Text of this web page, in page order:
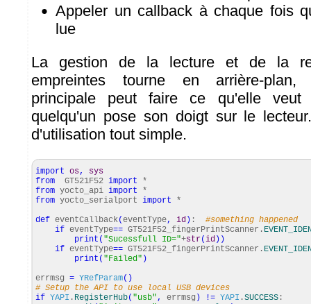
Appeler un callback à chaque fois
lue
La gestion de la lecture et de la
empreintes tourne en arrière-plan,
principale peut faire ce qu'elle veut
quelqu'un pose son doigt sur le
d'utilisation tout simple.
import os,
sys
from GT521F52 import *
from yocto_api import *
from yocto_serialport import *
def eventCallback(eventType, id ) : #something happened
if eventType== GT521F52_fingerPrintScanner.
print ( "Sucessfull ID="+str(id ) )
if eventType== GT521F52_fingerPrintScanner.
print ( "Failed" )
errmsg = YRefParam( )
# Setup the API to use local USB devices
if YAPI . RegisterHub( "usb", errmsg ) != YAPI .SUCCESS :